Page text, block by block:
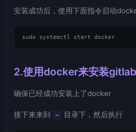
安装成功后，使用下面指令启动
2.使用docker来安装gitlab
确保已经成功安装上了docker
接下来来到 ~ 目录下，然后执行